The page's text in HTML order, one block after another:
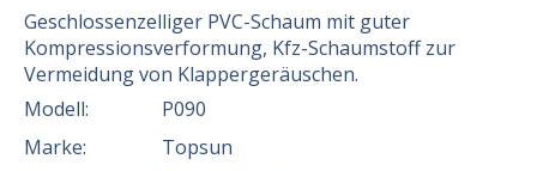
Geschlossenzelliger PVC-Schaum mit guter
Kompressionsverformung, Kfz-Schaumstoff zur
Vermeidung von Klappergeräuschen.
Modell:
P090
Marke:
Topsun